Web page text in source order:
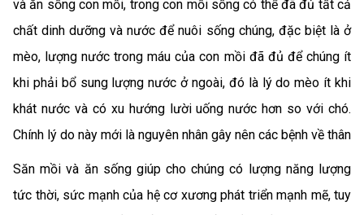
và ăn sống con mồi, trong con mồi sống có thể đã đủ tất cả
chất dinh dưỡng và nước để nuôi sống chúng, đặc biệt là ở
mèo, lượng nước trong máu của con mồi đã đủ để chúng ít
khi phải bổ sung lượng nước ở ngoài, đó là lý do mèo ít khi
khát nước và có xu hướng lười uống nước hơn so với chó.
Chính lý do này mới là nguyên nhân gây nên các bệnh về thân
Săn mồi và ăn sống giúp cho chúng có lượng năng lượng
tức thời, sức mạnh của hệ cơ xương phát triển mạnh mẽ, tuy